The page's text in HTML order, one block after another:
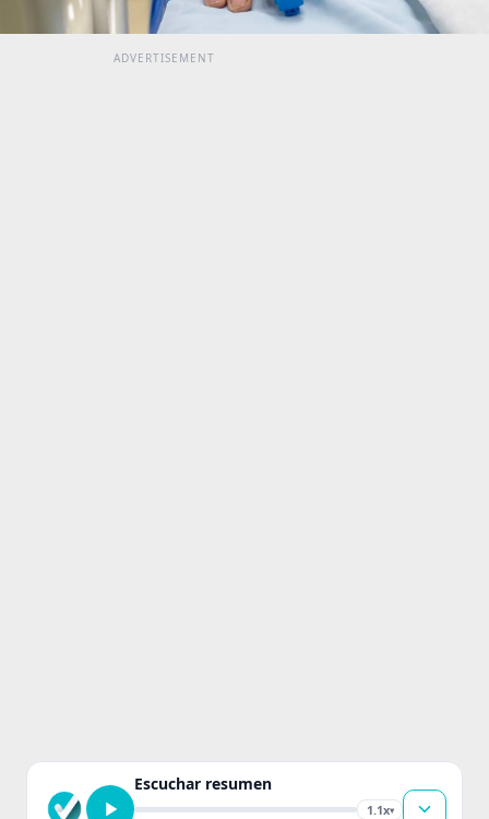
Escuchar resumen
1.1x▾